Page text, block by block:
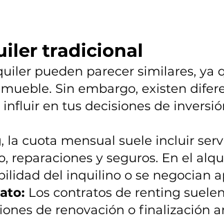
tradicional
pueden parecer similares, ya
Sin embargo, existen
en tus decisiones de
la cuota mensual suele incluir
reparaciones y seguros. En el
del inquilino o se negocian
Los contratos de renting
de renovación o finalización